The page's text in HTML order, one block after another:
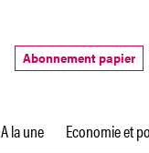
Abonnement papier
A la une Economie et